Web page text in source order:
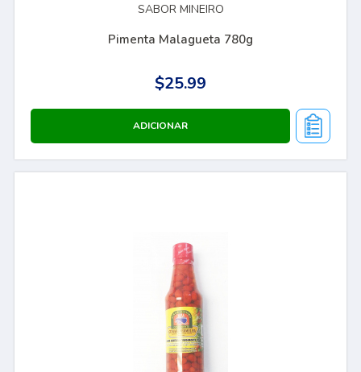
SABOR MINEIRO
Pimenta Malagueta 780g
$25.99